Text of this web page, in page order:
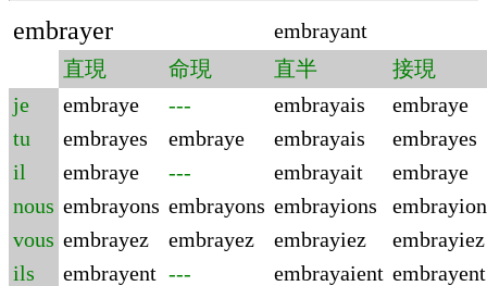
embrayer
embrayant
直現
命現 直半
接現
je
embraye --- embrayais
embraye
tu
embrayes embraye embrayais
embrayes
il
embraye --- embrayait
embraye
nous embrayons embrayons embrayions
vous embrayez embrayez embrayiez
embrayiez
ils
embrayent --- embrayaient embrayent